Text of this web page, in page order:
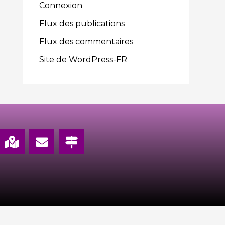
Connexion
Flux des publications
Flux des commentaires
Site de WordPress-FR
M
a
r
E
n
p
M
a
g